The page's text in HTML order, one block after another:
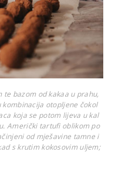
bazom od kakaa u prahu,
otopljene čokol
koja se potom lijeva u kal
Američki tartufi oblikom po
od mješavine tamne i
s krutim kokosovim uljem;